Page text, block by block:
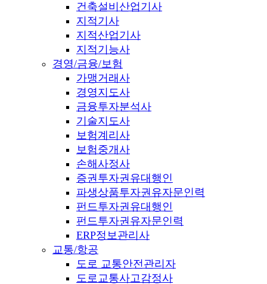
건축설비산업기사
지적기사
지적산업기사
지적기능사
경영/금융/보험
가맹거래사
경영지도사
금융투자분석사
기술지도사
보험계리사
보험중개사
손해사정사
증권투자권유대행인
파생상품투자권유자문인력
펀드투자권유대행인
펀드투자권유자문인력
ERP정보관리사
교통/항공
도로 교통안전관리자
도로교통사고감정사